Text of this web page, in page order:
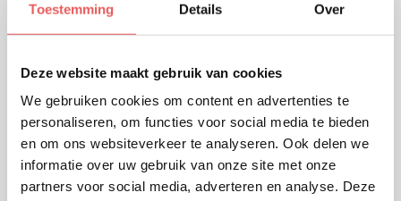
Toestemming Details Over
Deze website maakt gebruik van cookies
We gebruiken cookies om content en advertenties te
personaliseren, om functies voor social media te bieden
en om ons websiteverkeer te analyseren. Ook delen we
informatie over uw gebruik van onze site met onze
partners voor social media, adverteren en analyse. Deze
als programmeer dan wel typefouten, vormen
nooit een aanleiding om een contract dan wel
overeenkomst met De Leadopvolgers te mogen
claimen of te veronderstellen.
De Leadopvolgers streeft naar een zo actueel